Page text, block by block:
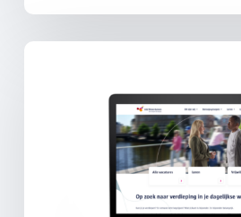
recruitmentplatform